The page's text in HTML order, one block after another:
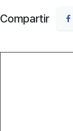
Compartir